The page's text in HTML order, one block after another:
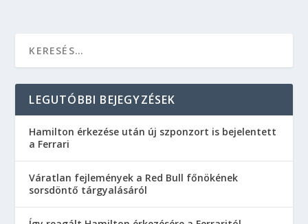
LEGUTÓBBI BEJEGYZÉSEK
Hamilton érkezése után új szponzort is bejelentett
a Ferrari
Váratlan fejlemények a Red Bull főnökének
sorsdöntő tárgyalásáról